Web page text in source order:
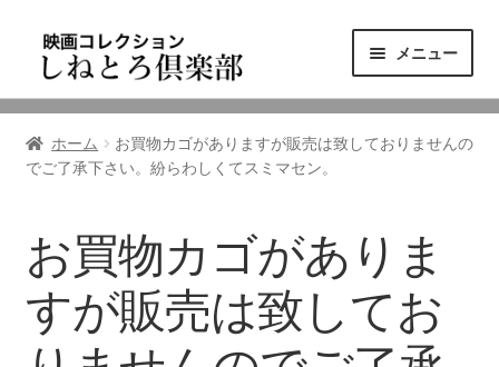
ゲ
シ
ョ
へ
ス
ッ
プ
テ
ツ
へ
キ
ッ
メニュー
ニュース
映画コレクション
東三河の映画館
しねとろ倶楽部について
リンクの旅
ホーム
お買物カゴがありますが販売は致しておりませんの
でご了承下さい。紛らわしくてスミマセン。
お買物カゴがありま
すが販売は致してお